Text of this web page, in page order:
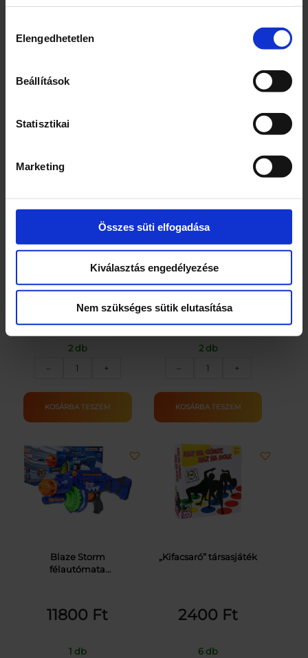
kiválasztása
Elengedhetetlen
Beállítások
Statisztikai
Marketing
Összes süti elfogadása
Kiválasztás engedélyezése
Nem szükséges sütik elutasítása
Táncos szőnyeg
10300Ft
2 db
–
Táncos
mennyiség
+
KOSÁRBA TESZEM
Zsoké baba lóval
6000Ft
2 db
–
Zsoké
lóval
mennyiség
+
KOSÁRBA TESZEM
Blaze Storm
félautómata
11800 Ft
1 db
„Kifacsaró” társasjáték
2400 Ft
6 db